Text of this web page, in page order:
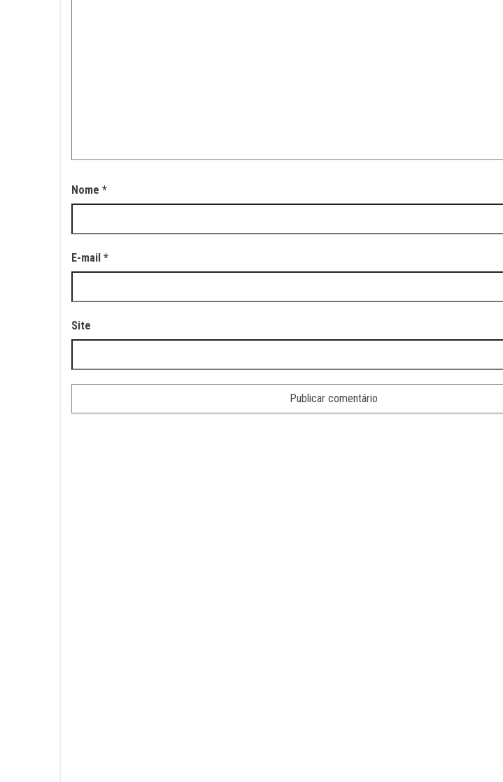
Nome *
E-mail *
Site